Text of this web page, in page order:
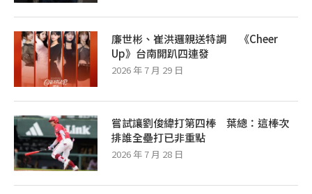
廉世彬、崔洪邏親送特調 《Cheer
Up》台南開趴四連發
2026 年 7 月 29 日
嘗試讓劉俊緯打第四棒 葉總：這棒次
排誰全壘打已非重點
2026 年 7 月 28 日